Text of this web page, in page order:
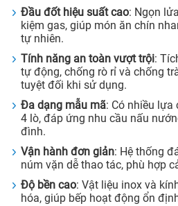
Đầu đốt hiệu suất cao: Ngọn
kiệm gas, giúp món ăn chín
tự nhiên.
Tính năng an toàn vượt trội:
tự động, chống rò rỉ và chống
tuyệt đối khi sử dụng.
Đa dạng mẫu mã: Có nhiều lựa
4 lò, đáp ứng nhu cầu nấu
đình.
Vận hành đơn giản: Hệ thống
núm vặn dễ thao tác, phù hợp
Độ bền cao: Vật liệu inox và
hóa, giúp bếp hoạt động ổn